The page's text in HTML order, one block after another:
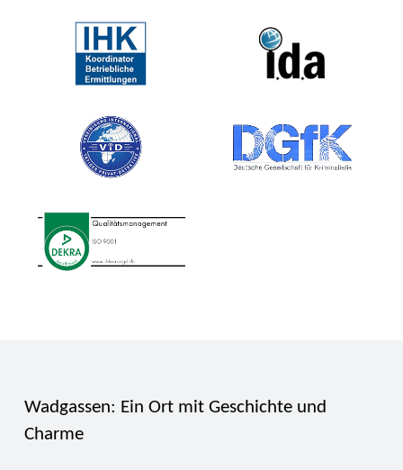
Wadgassen: Ein Ort mit Geschichte und
Charme